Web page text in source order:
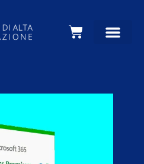
Carrello